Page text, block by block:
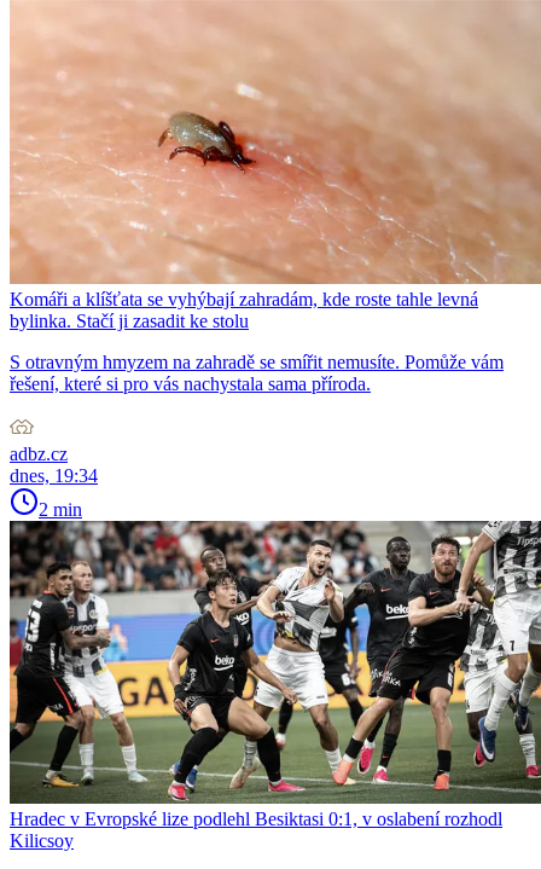
Komáři a klíšťata se vyhýbají zahradám, kde roste tahle levná
bylinka. Stačí ji zasadit ke stolu
S otravným hmyzem na zahradě se smířit nemusíte. Pomůže vám
řešení, které si pro vás nachystala sama příroda.
adbz.cz
dnes, 19:34
2 min
Hradec v Evropské lize podlehl Besiktasi 0:1, v oslabení rozhodl
Kilicsoy